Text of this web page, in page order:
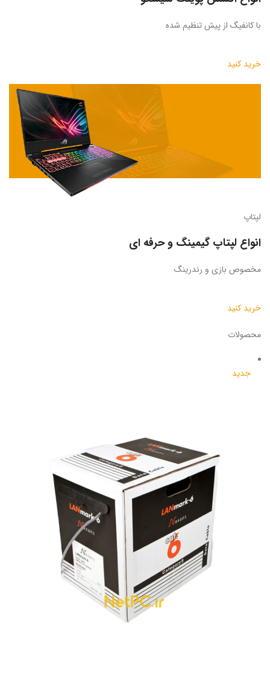
با کانفیگ از پیش تنظیم شده
خرید کنید
لپتاپ
انواع لپتاپ گیمینگ و حرفه ای
مخصوص بازی و رندرینگ
خرید کنید
محصولات
جدید